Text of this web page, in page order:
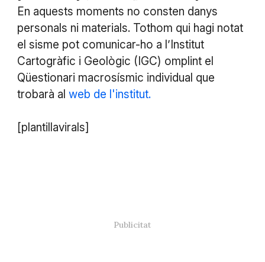
En aquests moments no consten danys
personals ni materials. Tothom qui hagi notat
el sisme pot comunicar-ho a l’Institut
Cartogràfic i Geològic (IGC) omplint el
Qüestionari macrosísmic individual que
trobarà al web de l'institut.
[plantillavirals]